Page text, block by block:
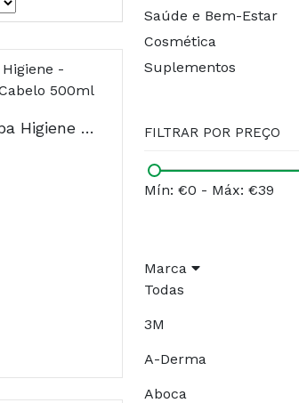
A-Derma Primalba Higiene - Enxáguar Gel Corpo/Cabelo 500ml
Saúde e Bem-Estar
Cosmética
Suplementos
FILTRAR POR PREÇO
Mín: €0 - Máx: €39
Marca
Todas
3M
A-Derma
Aboca